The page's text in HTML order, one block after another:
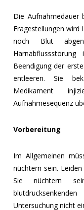
Die Aufnahmedauer
Fragestellungen wird
noch Blut
Beendigung der
entleeren. Sie
Medikament
Aufnahmesequenz
Vorbereitung
Im Allgemeinen
nüchtern sein.
Sie nüchtern
Untersuchung nicht